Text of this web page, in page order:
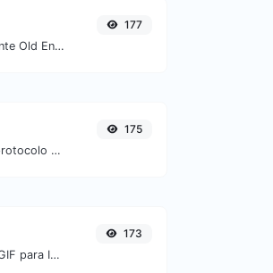
Converta texto normal para o estilo de fonte Old English.
177
Verifique se um site está usando o novo protocolo HTTP/2 ou não.
175
Converta facilmente arquivos de imagem GIF para ICO.
173